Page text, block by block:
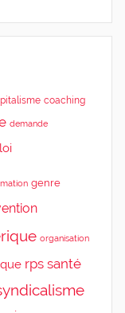
coaching
demande
genre
organisation
rps santé